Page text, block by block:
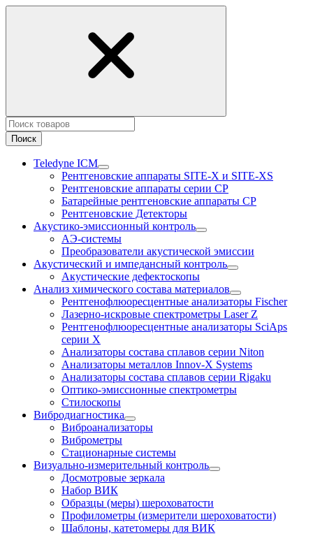
Поиск
Teledyne ICM
Рентгеновские аппараты SITE-X и SITE-XS
Рентгеновские аппараты серии CP
Батарейные рентгеновские аппараты CP
Рентгеновские Детекторы
Акустико-эмисcионный контроль
АЭ-системы
Преобразователи акустической эмиссии
Акустический и импедансный контроль
Акустические дефектоскопы
Анализ химического состава материалов
Рентгенофлюоресцентные анализаторы Fischer
Лазерно-искровые спектрометры Laser Z
Рентгенофлюоресцентные анализаторы SciAps
серии Х
Анализаторы состава сплавов серии Niton
Анализаторы металлов Innov-X Systems
Анализаторы состава сплавов серии Rigaku
Оптико-эмиссионные спектрометры
Стилоскопы
Вибродиагностика
Виброанализаторы
Виброметры
Стационарные системы
Визуально-измерительный контроль
Досмотровые зеркала
Набор ВИК
Образцы (меры) шероховатости
Профилометры (измерители шероховатости)
Шаблоны, катетомеры для ВИК